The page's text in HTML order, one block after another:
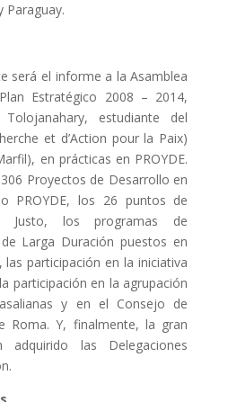
Paraguay.
será el informe a la Asamblea
Estratégico 2008 – 2014,
estudiante del
et d’Action pour la Paix)
en prácticas en PROYDE.
Proyectos de Desarrollo en
PROYDE, los 26 puntos de
Justo, los programas de
Larga Duración puestos en
participación en la iniciativa
participación en la agrupación
y en el Consejo de
Roma. Y, finalmente, la gran
adquirido las Delegaciones